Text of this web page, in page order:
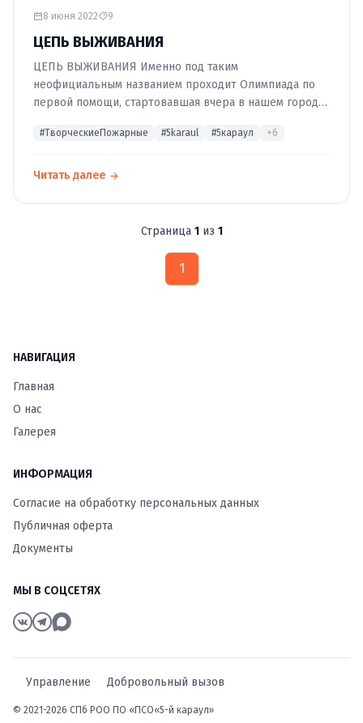
8 июня 2022 9
ЦЕПЬ ВЫЖИВАНИЯ
ЦЕПЬ ВЫЖИВАНИЯ Именно под таким
неофициальным названием проходит Олимпиада по
первой помощи, стартовавшая вчера в нашем городе.
#ТворческиеПожарные #5karaul #5караул +6
Читать далее
Страница 1 из 1
1
НАВИГАЦИЯ
Главная
О нас
Галерея
ИНФОРМАЦИЯ
Согласие на обработку персональных данных
Публичная оферта
Документы
МЫ В СОЦСЕТЯХ
Управление Добровольный вызов
© 2021-2026 СПб РОО ПО «ПСО«5-й караул»